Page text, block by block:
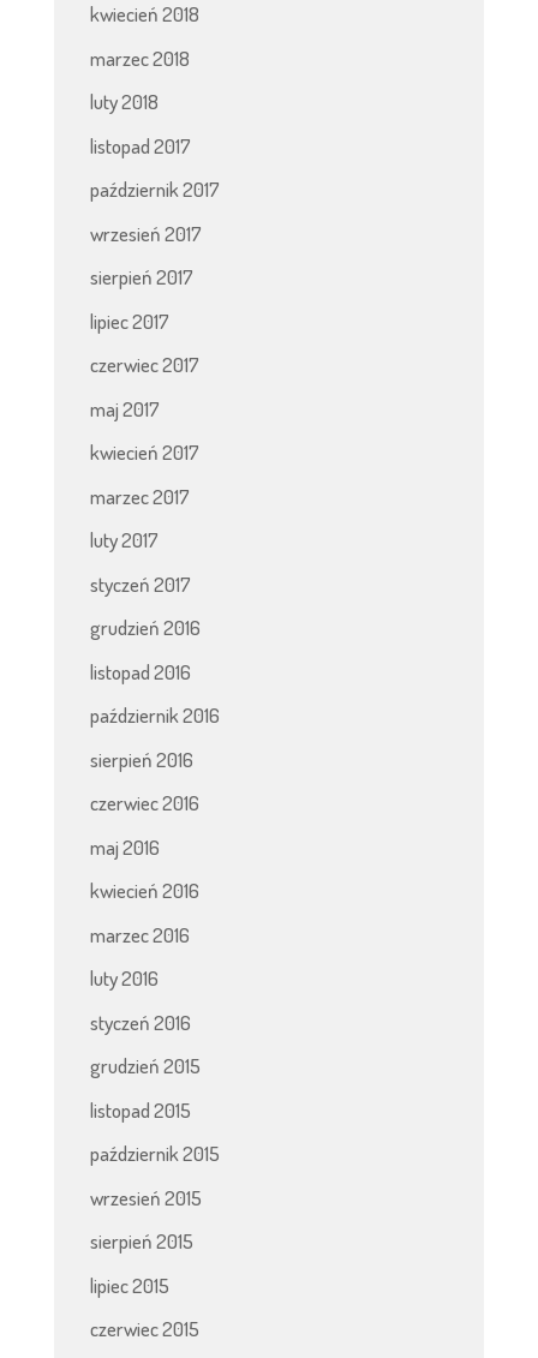
kwiecień 2018
marzec 2018
luty 2018
listopad 2017
październik 2017
wrzesień 2017
sierpień 2017
lipiec 2017
czerwiec 2017
maj 2017
kwiecień 2017
marzec 2017
luty 2017
styczeń 2017
grudzień 2016
listopad 2016
październik 2016
sierpień 2016
czerwiec 2016
maj 2016
kwiecień 2016
marzec 2016
luty 2016
styczeń 2016
grudzień 2015
listopad 2015
październik 2015
wrzesień 2015
sierpień 2015
lipiec 2015
czerwiec 2015